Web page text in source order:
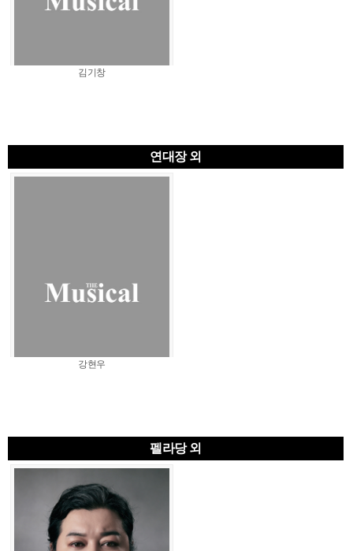
김기창
연대장 외
강현우
펠라당 외